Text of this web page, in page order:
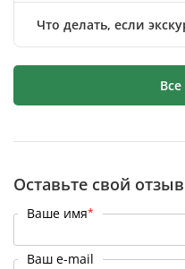
Что делать, если
Оставьте свой отзыв
Ваше имя*
Ваш e-mail